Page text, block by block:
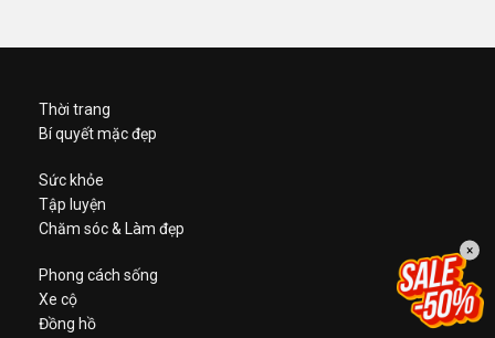
Thời trang
Bí quyết mặc đẹp
Sức khỏe
Tập luyện
Chăm sóc & Làm đẹp
Phong cách sống
Xe cộ
Đồng hồ
×